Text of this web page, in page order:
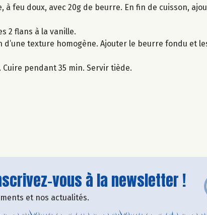
feu doux, avec 20g de beurre. En fin de cuisson,
2 flans à la vanille.
texture homogène. Ajouter le beurre fondu et
pendant 35 min. Servir tiède.
vous à la newsletter !
et nos actualités.